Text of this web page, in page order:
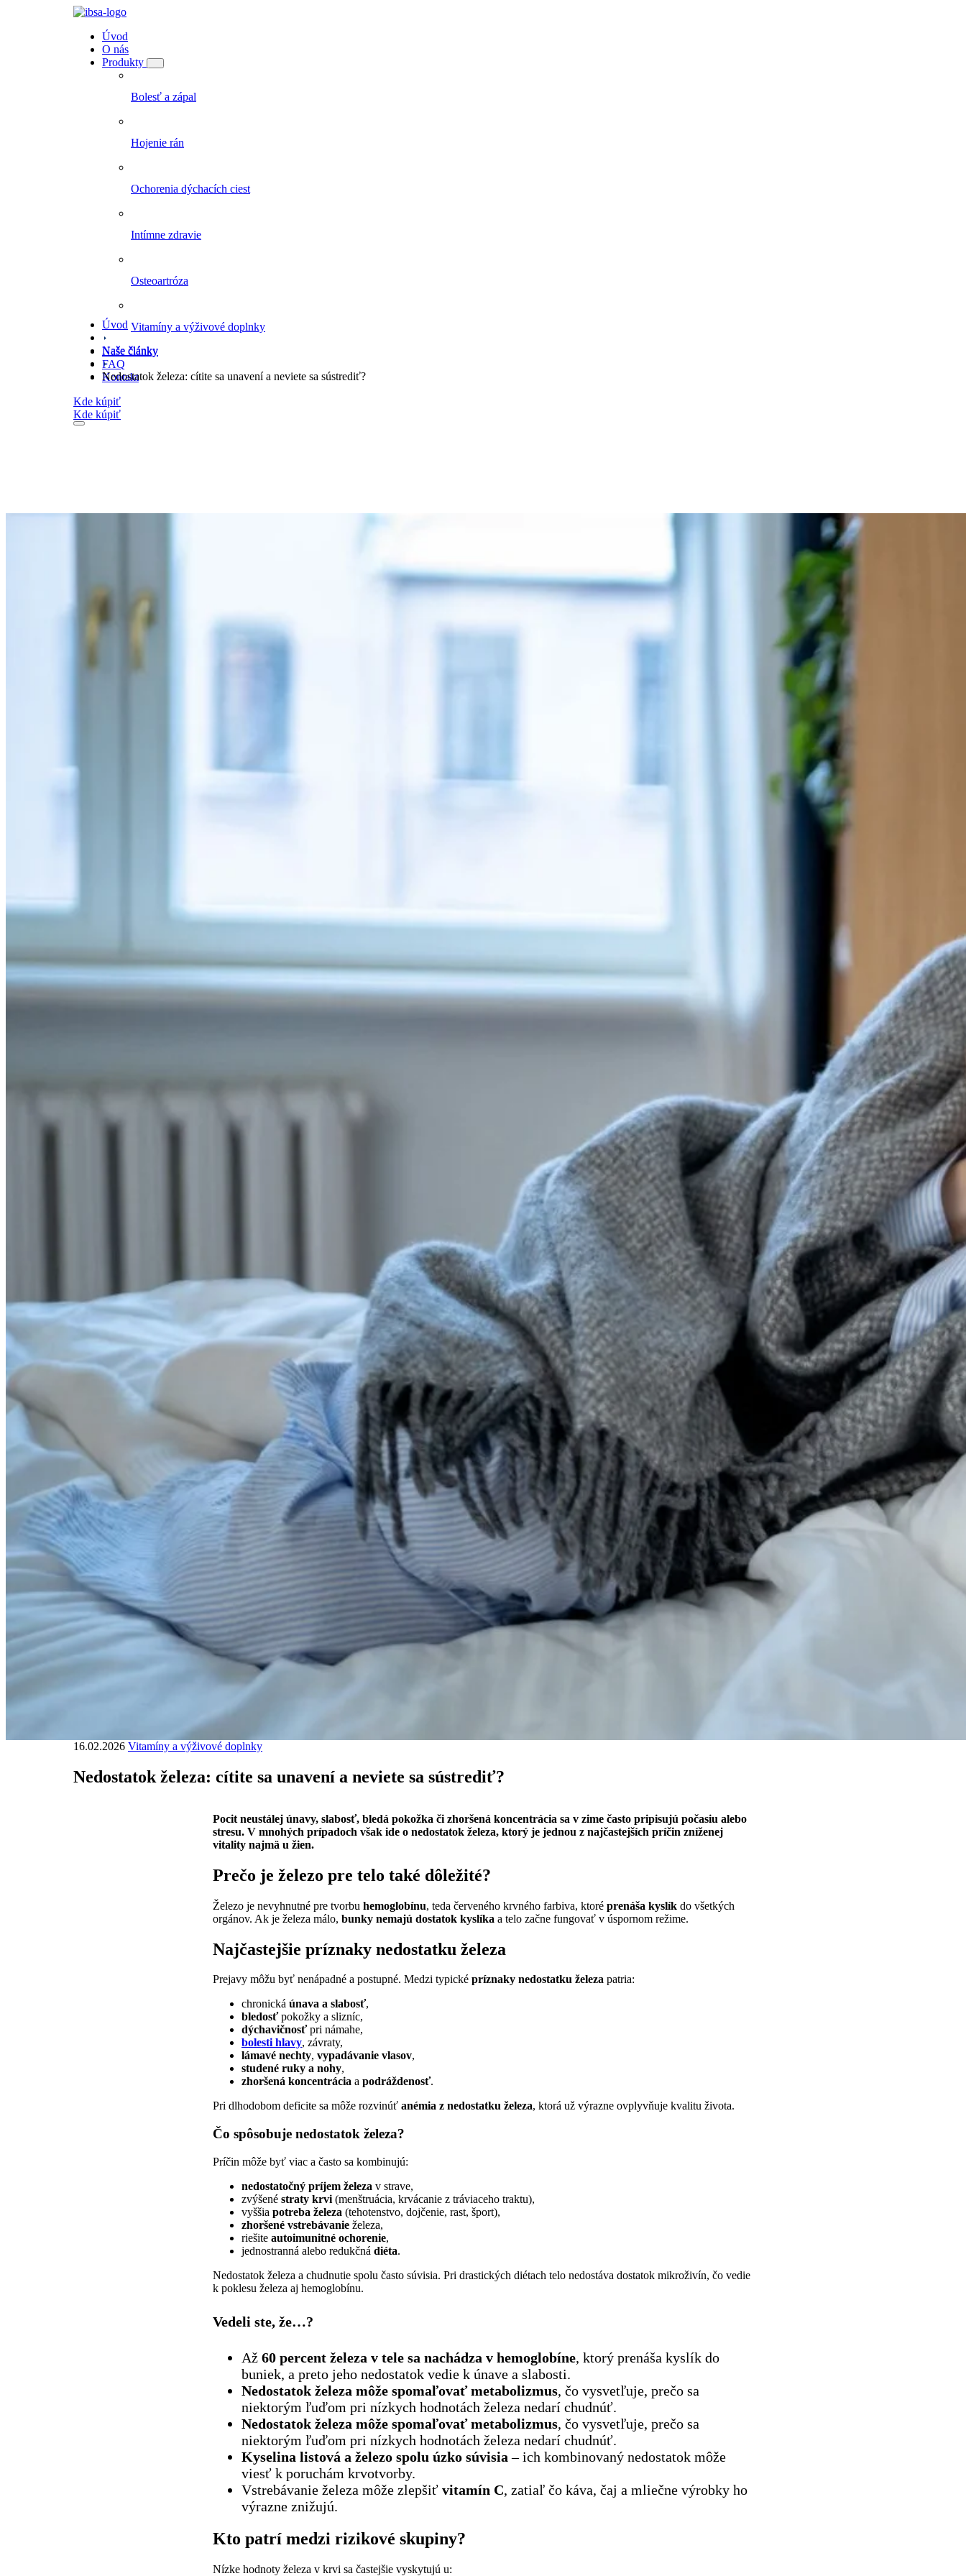
Úvod
O nás
Produkty
Bolesť a zápal
Hojenie rán
Ochorenia dýchacích ciest
Intímne zdravie
Osteoartróza
Vitamíny a výživové doplnky
Naše články
FAQ
Kontakt
Kde kúpiť
Kde kúpiť
Úvod
Naše články
Nedostatok železa: cítite sa unavení a neviete sa sústrediť?
16.02.2026 Vitamíny a výživové doplnky
Nedostatok železa: cítite sa unavení a neviete sa sústrediť?
Pocit neustálej únavy, slabosť, bledá pokožka či zhoršená koncentrácia sa v zime často pripisujú počasiu alebo
stresu. V mnohých prípadoch však ide o nedostatok železa, ktorý je jednou z najčastejších príčin zníženej
vitality najmä u žien.
Prečo je železo pre telo také dôležité?
Železo je nevyhnutné pre tvorbu hemoglobínu, teda červeného krvného farbiva, ktoré prenáša kyslík do všetkých
orgánov. Ak je železa málo, bunky nemajú dostatok kyslíka a telo začne fungovať v úspornom režime.
Najčastejšie príznaky nedostatku železa
Prejavy môžu byť nenápadné a postupné. Medzi typické príznaky nedostatku železa patria:
chronická únava a slabosť,
bledosťpokožky a slizníc,
dýchavičnosťpri námahe,
bolesti hlavy, závraty,
lámavé nechty, vypadávanie vlasov,
studené ruky a nohy,
zhoršená koncentrácia a podráždenosť.
Pri dlhodobom deficite sa môže rozvinúť anémia z nedostatku železa, ktorá už výrazne ovplyvňuje kvalitu života.
Čo spôsobuje nedostatok železa?
Príčin môže byť viac a často sa kombinujú:
nedostatočný príjem železa v strave,
zvýšené straty krvi (menštruácia, krvácanie z tráviaceho traktu),
vyššia potreba železa (tehotenstvo, dojčenie, rast, šport),
zhoršené vstrebávanie železa,
riešite autoimunitné ochorenie,
jednostranná alebo redukčná diéta.
Nedostatok železa a chudnutie spolu často súvisia. Pri drastických diétach telo nedostáva dostatok mikroživín, čo vedie
k poklesu železa aj hemoglobínu.
Vedeli ste, že…?
Až 60 percent železa v tele sa nachádza v hemoglobíne, ktorý prenáša kyslík do
buniek, a preto jeho nedostatok vedie k únave a slabosti.
Nedostatok železa môže spomaľovať metabolizmus, čo vysvetľuje, prečo sa
niektorým ľuďom pri nízkych hodnotách železa nedarí chudnúť.
Nedostatok železa môže spomaľovať metabolizmus, čo vysvetľuje, prečo sa
niektorým ľuďom pri nízkych hodnotách železa nedarí chudnúť.
Kyselina listová a železo spolu úzko súvisia – ich kombinovaný nedostatok môže
viesť k poruchám krvotvorby.
Vstrebávanie železa môže zlepšiť vitamín C, zatiaľ čo káva, čaj a mliečne výrobky ho
výrazne znižujú.
Kto patrí medzi rizikové skupiny?
Nízke hodnoty železa v krvi sa častejšie vyskytujú u: